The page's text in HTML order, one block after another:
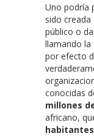
Uno podría
sido
público o
llamando la
por efecto
conocidas
millones
africano,